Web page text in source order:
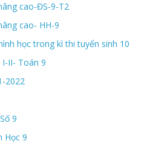
cao-ĐS-9-T2
cao- HH-9
học trong kì thi tuyển sinh 10
II- Toán 9
2022
9
Học 9